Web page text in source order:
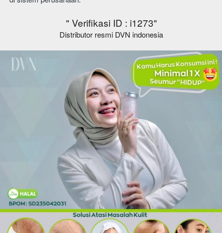
" Verifikasi ID : i1273"
Distributor resmi DVN indonesia